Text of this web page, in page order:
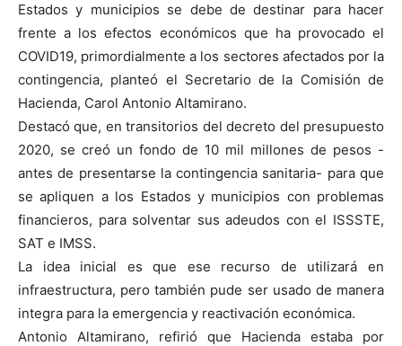
Estados y municipios se debe de destinar para hacer
frente a los efectos económicos que ha provocado el
COVID19, primordialmente a los sectores afectados por la
contingencia, planteó el Secretario de la Comisión de
Hacienda, Carol Antonio Altamirano.
Destacó que, en transitorios del decreto del presupuesto
2020, se creó un fondo de 10 mil millones de pesos -
antes de presentarse la contingencia sanitaria- para que
se apliquen a los Estados y municipios con problemas
financieros, para solventar sus adeudos con el ISSSTE,
SAT e IMSS.
La idea inicial es que ese recurso de utilizará en
infraestructura, pero también pude ser usado de manera
integra para la emergencia y reactivación económica.
Antonio Altamirano, refirió que Hacienda estaba por